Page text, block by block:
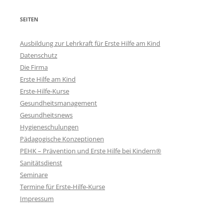
SEITEN
Ausbildung zur Lehrkraft für Erste Hilfe am Kind
Datenschutz
Die Firma
Erste Hilfe am Kind
Erste-Hilfe-Kurse
Gesundheitsmanagement
Gesundheitsnews
Hygieneschulungen
Pädagogische Konzeptionen
PEHK – Prävention und Erste Hilfe bei Kindern®
Sanitätsdienst
Seminare
Termine für Erste-Hilfe-Kurse
Impressum